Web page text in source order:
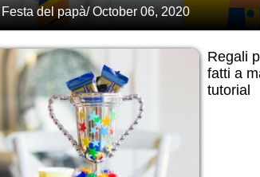
Festa del papà/October 06, 2020
Regali
fatti a
tutorial